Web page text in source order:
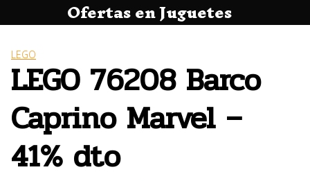
al
Ofertas en Juguetes
LEGO
LEGO 76208 Barco
Caprino Marvel –
41% dto